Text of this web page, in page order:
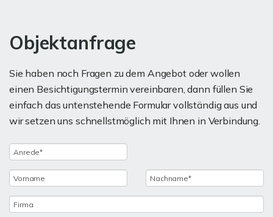
Objektanfrage
Sie haben noch Fragen zu dem Angebot oder wollen
einen Besichtigungstermin vereinbaren, dann füllen Sie
einfach das untenstehende Formular vollständig aus und
wir setzen uns schnellstmöglich mit Ihnen in Verbindung.